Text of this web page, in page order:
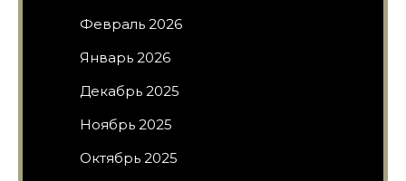
Февраль 2026
Январь 2026
Декабрь 2025
Ноябрь 2025
Октябрь 2025